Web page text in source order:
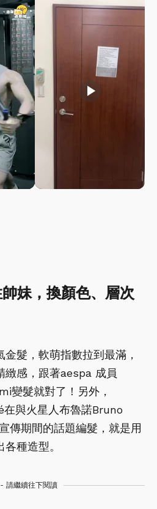
play_arrow
妹，換顏色、層次
髮，軟萌指數拉到最滿，
緻感，跟著aespa 成員
變髮就對了！另外，
在與火星人布魯諾Bruno
傳期間的話題編髮，就是用
種造型。
請繼續往下閱讀